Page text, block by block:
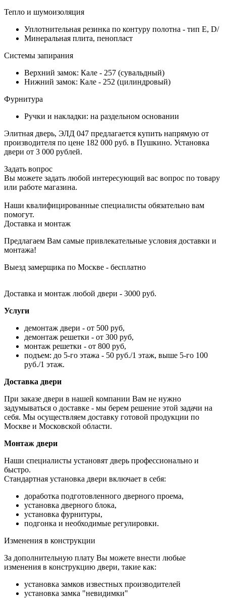
Тепло и шумоизоляция
Уплотнительная резинка по контуру полотна - тип Е, D/
Минеральная плита, пенопласт
Системы запирания
Верхний замок: Кале - 257 (сувальдный)
Нижний замок: Кале - 252 (цилиндровый)
Фурнитура
Ручки и накладки: на раздельном основании
Элитная дверь, ЭЛД 047 предлагается купить напрямую от
производителя по цене 182 000 руб. в Пушкино. Установка
двери от 3 000 рублей.
Задать вопрос
Вы можете задать любой интересующий вас вопрос по товару
или работе магазина.
Наши квалифицированные специалисты обязательно вам
помогут.
Доставка и монтаж
Предлагаем Вам самые привлекательные условия доставки и
монтажа!
Выезд замерщика по Москве - бесплатно
Доставка и монтаж любой двери - 3000 руб.
Услуги
демонтаж двери - от 500 руб,
демонтаж решетки - от 300 руб,
монтаж решетки - от 800 руб,
подъем: до 5-го этажа - 50 руб./1 этаж, выше 5-го 100
руб./1 этаж.
Доставка двери
При заказе двери в нашей компании Вам не нужно
задумываться о доставке - мы берем решение этой задачи на
себя. Мы осуществляем доставку готовой продукции по
Москве и Московской области.
Монтаж двери
Наши специалисты установят дверь профессионально и
быстро.
Стандартная установка двери включает в себя:
доработка подготовленного дверного проема,
установка дверного блока,
установка фурнитуры,
подгонка и необходимые регулировки.
Изменения в конструкции
За дополнительную плату Вы можете внести любые
изменения в конструкцию двери, такие как:
установка замков известных производителей
установка замка "невидимки"